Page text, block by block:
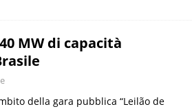
MW di capacità
della gara pubblica “Leilão de